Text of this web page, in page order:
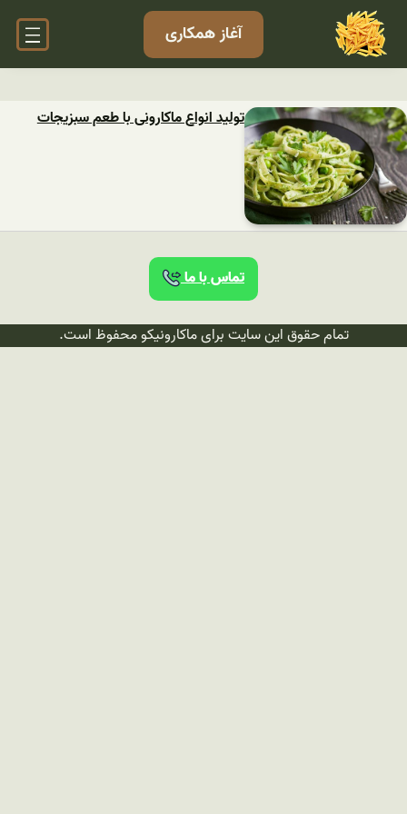
آغاز همکاری
تولید انواع ماکارونی با طعم سبزیجات
تماس با ما
تمام حقوق این سایت برای ماکارونیکو محفوظ است.